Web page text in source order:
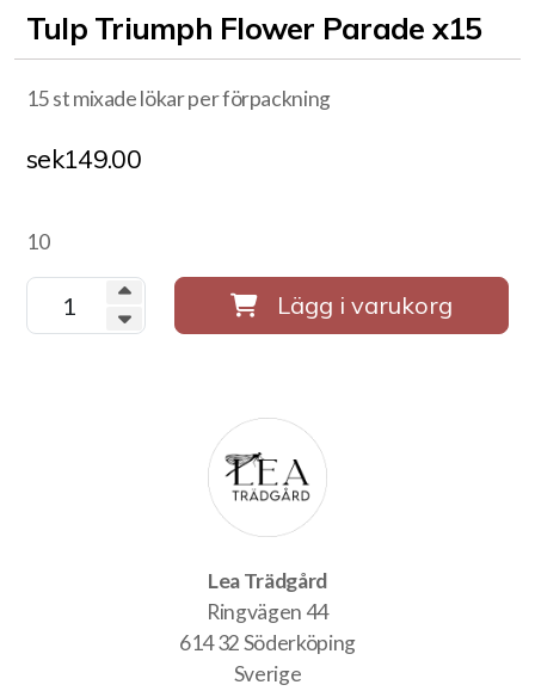
Tulp Triumph Flower Parade x15
15 st mixade lökar per förpackning
sek149.00
10
Lägg i varukorg
Lea Trädgård
Ringvägen 44
614 32 Söderköping
Sverige